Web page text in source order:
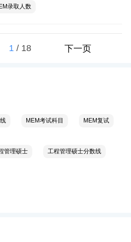
录取人数
1 / 18 下一页
MEM考试科目 MEM复试
管理硕士 工程管理硕士分数线